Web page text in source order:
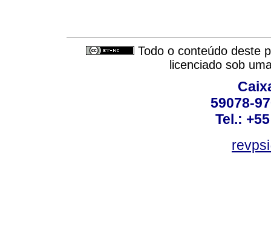
Todo o conteúdo deste
licenciado sob
59078-
Tel.: